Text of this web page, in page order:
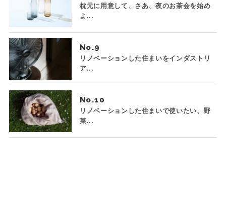
枕元に用意して、さあ、夜のお茶会を始め
よ...
No.
リノベーションした住まいをインダストリ
ア...
No.
リノベーションした住まいで使いたい、野
菜...